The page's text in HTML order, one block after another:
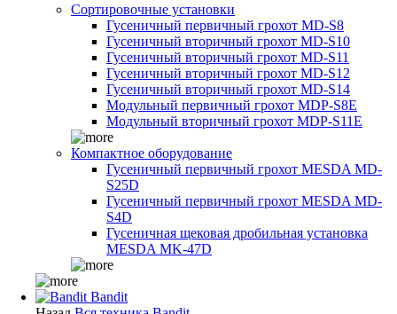
Сортировочные установки
Гусеничный первичный грохот MD-S8
Гусеничный вторичный грохот MD-S10
Гусеничный вторичный грохот MD-S11
Гусеничный вторичный грохот MD-S12
Гусеничный вторичный грохот MD-S14
Модульный первичный грохот MDP-S8E
Модульный вторичный грохот MDP-S11E
Компактное оборудование
Гусеничный первичный грохот MESDA MD-
S25D
Гусеничный первичный грохот MESDA MD-
S4D
Гусеничная щековая дробильная установка
MESDA MK-47D
Bandit